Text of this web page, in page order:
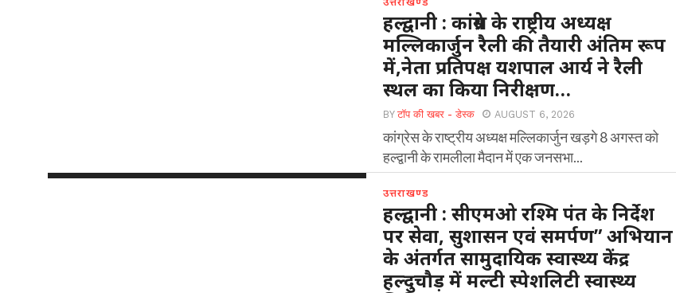
हल्द्वानी : कांग्रेस के राष्ट्रीय अध्यक्ष
मल्लिकार्जुन रैली की तैयारी अंतिम रूप
में,नेता प्रतिपक्ष यशपाल आर्य ने रैली
स्थल का किया निरीक्षण…
BYटॉप की खबर - डेस्क AUGUST 6, 2026
कांग्रेस के राष्ट्रीय अध्यक्ष मल्लिकार्जुन खड़गे 8 अगस्त को
हल्द्वानी के रामलीला मैदान में एक जनसभा...
उत्तराखण्ड
हल्द्वानी : सीएमओ रश्मि पंत के निर्देश
पर सेवा, सुशासन एवं समर्पण” अभियान
के अंतर्गत सामुदायिक स्वास्थ्य केंद्र
हल्दुचौड़ में मल्टी स्पेशलिटी स्वास्थ्य